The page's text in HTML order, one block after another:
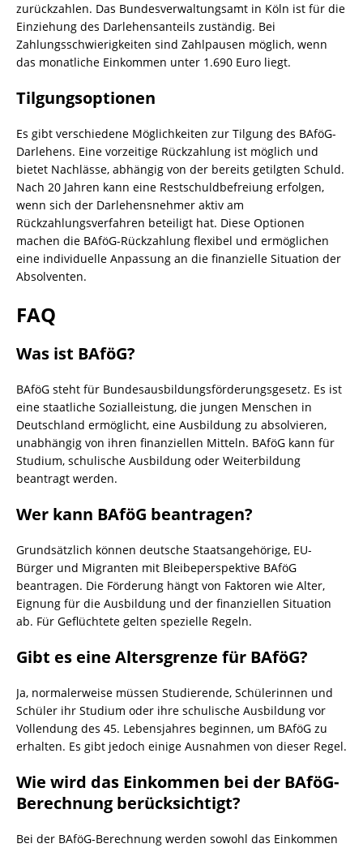
zurückzahlen. Das Bundesverwaltungsamt in Köln ist für die
Einziehung des Darlehensanteils zuständig. Bei
Zahlungsschwierigkeiten sind Zahlpausen möglich, wenn
das monatliche Einkommen unter 1.690 Euro liegt.
Tilgungsoptionen
Es gibt verschiedene Möglichkeiten zur Tilgung des BAföG-
Darlehens. Eine vorzeitige Rückzahlung ist möglich und
bietet Nachlässe, abhängig von der bereits getilgten Schuld.
Nach 20 Jahren kann eine Restschuldbefreiung erfolgen,
wenn sich der Darlehensnehmer aktiv am
Rückzahlungsverfahren beteiligt hat. Diese Optionen
machen die BAföG-Rückzahlung flexibel und ermöglichen
eine individuelle Anpassung an die finanzielle Situation der
Absolventen.
FAQ
Was ist BAföG?
BAföG steht für Bundesausbildungsförderungsgesetz. Es ist
eine staatliche Sozialleistung, die jungen Menschen in
Deutschland ermöglicht, eine Ausbildung zu absolvieren,
unabhängig von ihren finanziellen Mitteln. BAföG kann für
Studium, schulische Ausbildung oder Weiterbildung
beantragt werden.
Wer kann BAföG beantragen?
Grundsätzlich können deutsche Staatsangehörige, EU-
Bürger und Migranten mit Bleibeperspektive BAföG
beantragen. Die Förderung hängt von Faktoren wie Alter,
Eignung für die Ausbildung und der finanziellen Situation
ab. Für Geflüchtete gelten spezielle Regeln.
Gibt es eine Altersgrenze für BAföG?
Ja, normalerweise müssen Studierende, Schülerinnen und
Schüler ihr Studium oder ihre schulische Ausbildung vor
Vollendung des 45. Lebensjahres beginnen, um BAföG zu
erhalten. Es gibt jedoch einige Ausnahmen von dieser Regel.
Wie wird das Einkommen bei der BAföG-
Berechnung berücksichtigt?
Bei der BAföG-Berechnung werden sowohl das Einkommen